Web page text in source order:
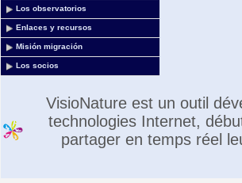
Los observatorios
Enlaces y recursos
Misión migración
Los socios
VisioNature est un outil
technologies Internet,
partager en temps réel